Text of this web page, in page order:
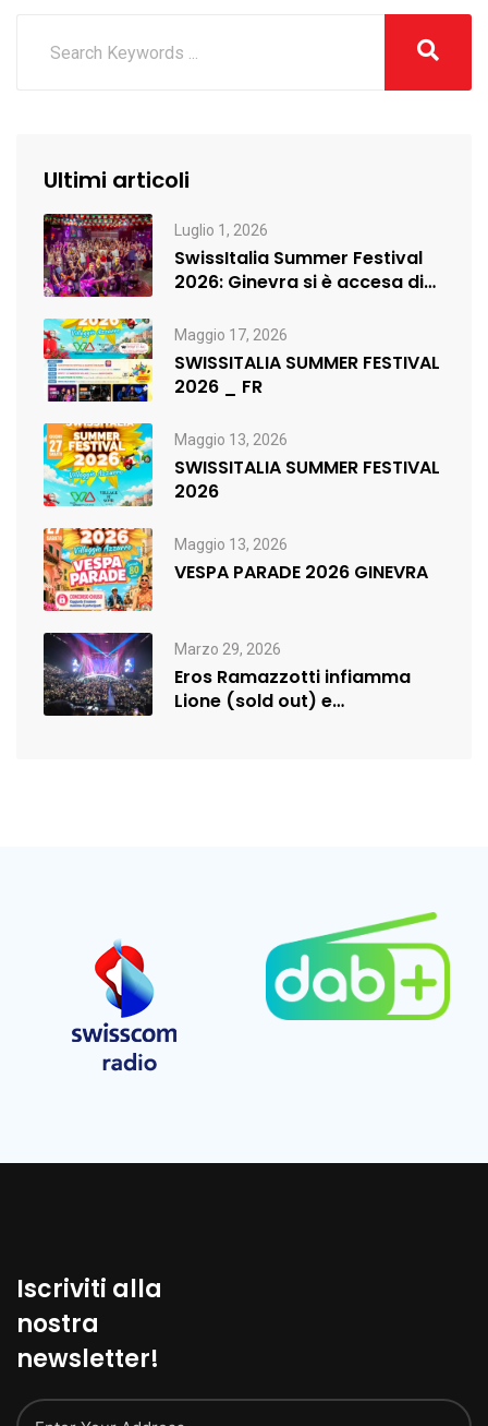
Ultimi articoli
Luglio 1, 2026
SwissItalia Summer Festival
2026: Ginevra si è accesa di
Maggio 17, 2026
SWISSITALIA SUMMER FESTIVAL
2026 _ FR
Maggio 13, 2026
SWISSITALIA SUMMER FESTIVAL
2026
Maggio 13, 2026
VESPA PARADE 2026 GINEVRA
Marzo 29, 2026
Eros Ramazzotti infiamma
Lione (sold out) e
Iscriviti alla
nostra
newsletter!